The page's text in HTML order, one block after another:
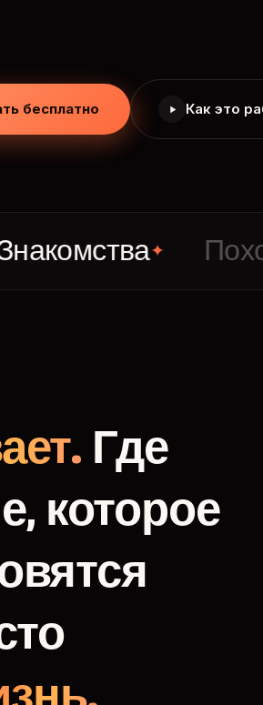
бесплатно Как это
✦ Походы✦
Где
которое